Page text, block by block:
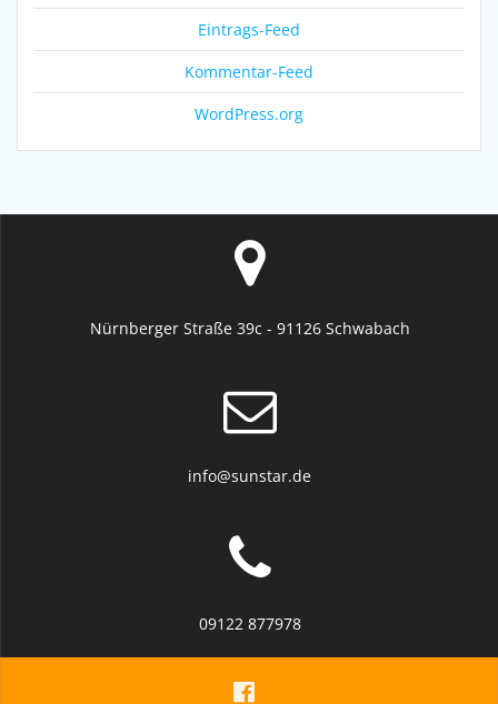
Eintrags-Feed
Kommentar-Feed
WordPress.org
Nürnberger Straße 39c - 91126 Schwabach
info@sunstar.de
09122 877978